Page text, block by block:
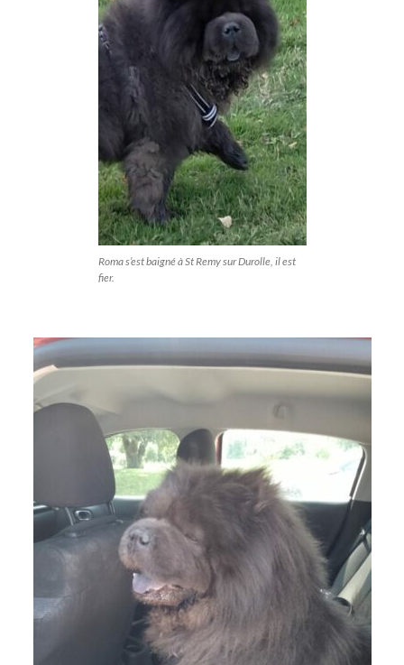
Roma s’est baigné à St Remy sur Durolle, il est
fier.